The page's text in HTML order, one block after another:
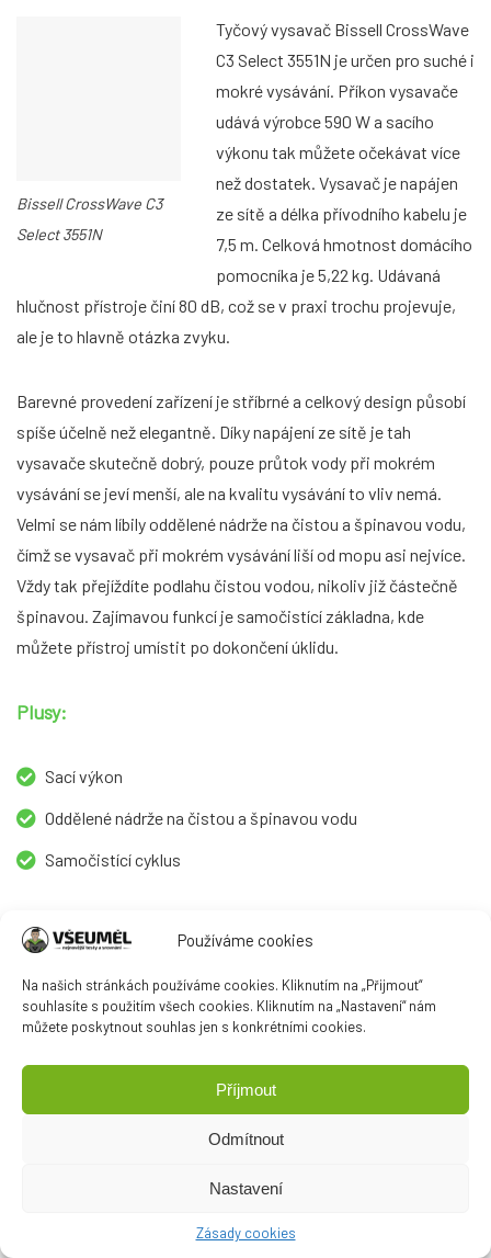
Používáme cookies
Na našich stránkách používáme cookies. Kliknutím na „Přijmout“
souhlasíte s použitím všech cookies. Kliknutím na „Nastavení“ nám
můžete poskytnout souhlas jen s konkrétními cookies.
Příjmout
Odmítnout
Nastavení
Zásady cookies
Bissell CrossWave C3
Select 3551N
Tyčový vysavač Bissell CrossWave
C3 Select 3551N je určen pro suché i
mokré vysávání. Příkon vysavače
udává výrobce 590 W a sacího
výkonu tak můžete očekávat více
než dostatek. Vysavač je napájen
ze sítě a délka přívodního kabelu je
7,5 m. Celková hmotnost domácího
pomocníka je 5,22 kg. Udávaná
hlučnost přístroje činí 80 dB, což se v praxi trochu projevuje,
ale je to hlavně otázka zvyku.
Barevné provedení zařízení je stříbrné a celkový design působí
spíše účelně než elegantně. Díky napájení ze sítě je tah
vysavače skutečně dobrý, pouze průtok vody při mokrém
vysávání se jeví menší, ale na kvalitu vysávání to vliv nemá.
Velmi se nám líbily oddělené nádrže na čistou a špinavou vodu,
čímž se vysavač při mokrém vysávání liší od mopu asi nejvíce.
Vždy tak přejíždíte podlahu čistou vodou, nikoliv již částečně
špinavou. Zajímavou funkcí je samočistící základna, kde
můžete přístroj umístit po dokončení úklidu.
Plusy:
Sací výkon
Oddělené nádrže na čistou a špinavou vodu
Samočistící cyklus
Mínusy:
Vyšší hlučnost
Porovnat ceny